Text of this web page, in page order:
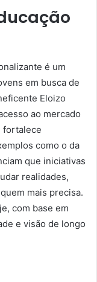
é um
em busca de
Eloizo
ao mercado
fortalece
como o da
que iniciativas
realidades,
mais precisa.
com base em
e visão de longo